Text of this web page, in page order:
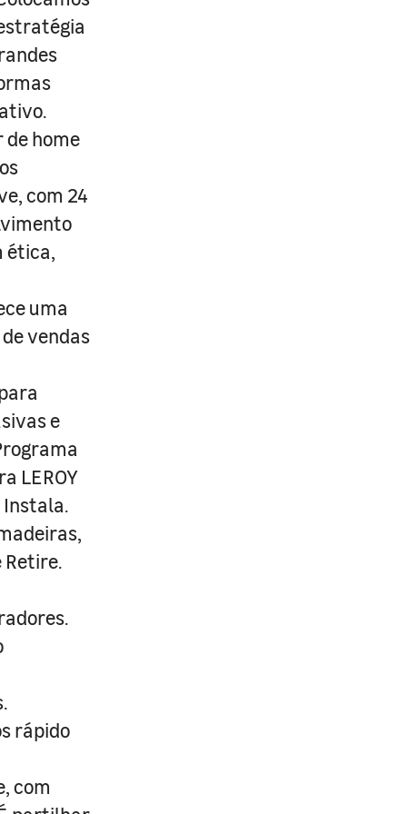
de home
com 24
ética,
uma
vendas
e
LEROY
Instala.
Retire.
rápido
com